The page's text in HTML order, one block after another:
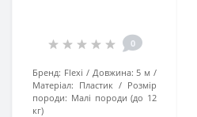
0
Бренд: Flexi Довжина: 5 м
Матеріал: Пластик
Розмір
породи: Малі породи (до 12
кг)